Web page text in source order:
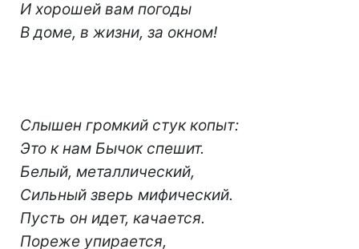
И хорошей вам погоды
В доме, в жизни, за окном!
Слышен громкий стук копыт:
Это к нам Бычок спешит.
Белый, металлический,
Сильный зверь мифический.
Пусть он идет, качается.
Пореже упирается,